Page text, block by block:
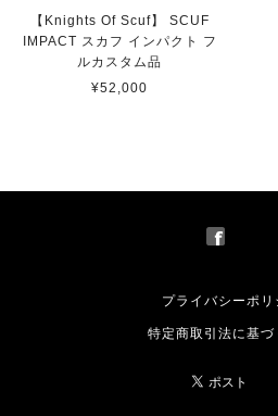
SCUF INSTINCT
即日発送
2022/05/24
【Knights Of Scuf】 SCUF
IMPACT スカフ インパクト フ
ルカスタム品
¥52,000
プライバシーポリ
特定商取引法に基づ